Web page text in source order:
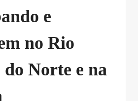
e
no Rio
Norte e na